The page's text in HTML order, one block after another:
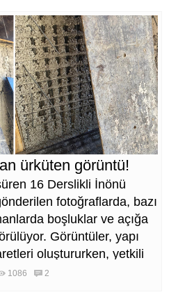
ürküten görüntü!
16 Derslikli İnönü
fotoğraflarda, bazı
boşluklar ve açığa
Görüntüler, yapı
oluştururken, yetkili
yapması çağrısı yapıldı.
1086 2